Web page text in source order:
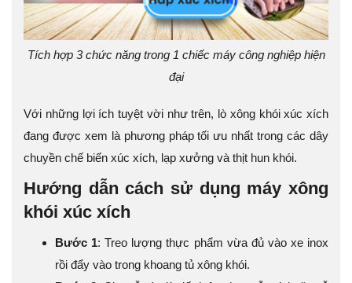
Tích hợp 3 chức năng trong 1 chiếc máy công nghiệp hiện
đại
Với những lợi ích tuyệt vời như trên, lò xông khói xúc xích
đang được xem là phương pháp tối ưu nhất trong các dây
chuyền chế biến xúc xích, lạp xưởng và thịt hun khói.
Hướng dẫn cách sử dụng máy xông
khói xúc xích
Bước 1: Treo lượng thực phẩm vừa đủ vào xe inox
rồi đẩy vào trong khoang tủ xông khói.